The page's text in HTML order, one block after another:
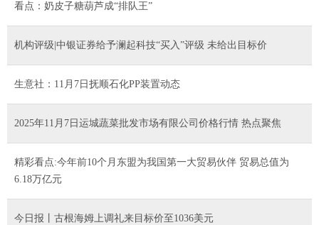
看点：奶皮子糖葫芦成“排队王”
机构评级|中银证券给予澜起科技“买入”评级 未给出目标价
生意社：11月7日抚顺石化PP装置动态
2025年11月7日运城蔬菜批发市场有限公司价格行情 热点聚焦
精彩看点:今年前10个月东盟为我国第一大贸易伙伴 贸易总值为
6.18万亿元
今日报丨古根海姆上调礼来目标价至1036美元